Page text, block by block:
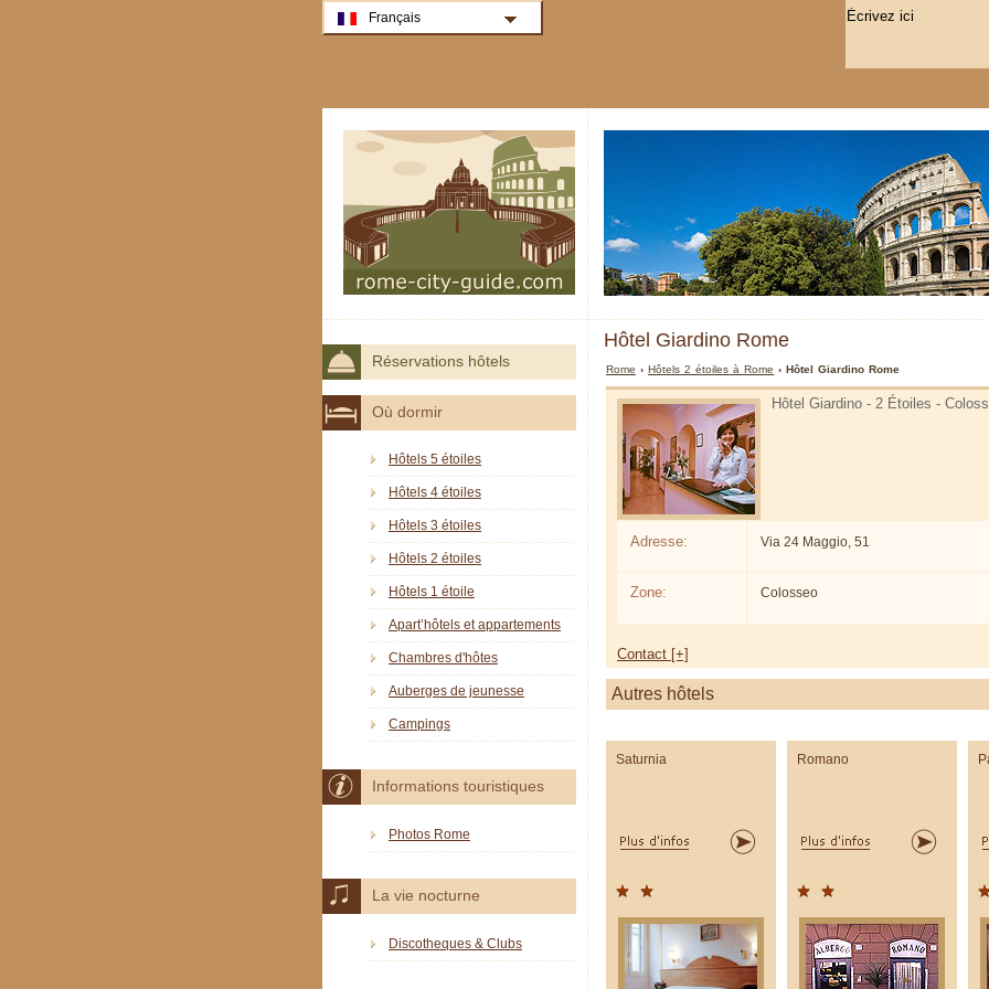
Hôtel Giardino Rome
Rome ›Hôtels 2 étoiles à Rome › Hôtel Giardino Rome
Hôtel Giardino - 2 Étoiles -
Adresse: Via 24 Maggio, 51
Zone: Colosseo
Contact [+]
Autres hôtels
Saturnia Romano
Réservations hôtels
Où dormir
Hôtels 5 étoiles
Hôtels 4 étoiles
Hôtels 3 étoiles
Hôtels 2 étoiles
Hôtels 1 étoile
Apart’hôtels et appartements
Chambres d'hôtes
Auberges de jeunesse
Campings
Informations touristiques
Photos Rome
La vie nocturne
Discotheques & Clubs
Français